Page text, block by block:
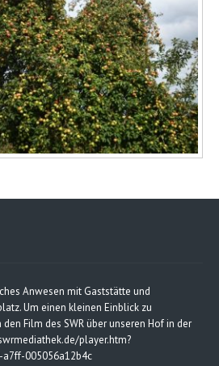
Anwesen mit Gaststätte und
Um einen kleinen Einblick zu
Film des SWR über unseren Hof in der
player.htm?
005056a12b4c